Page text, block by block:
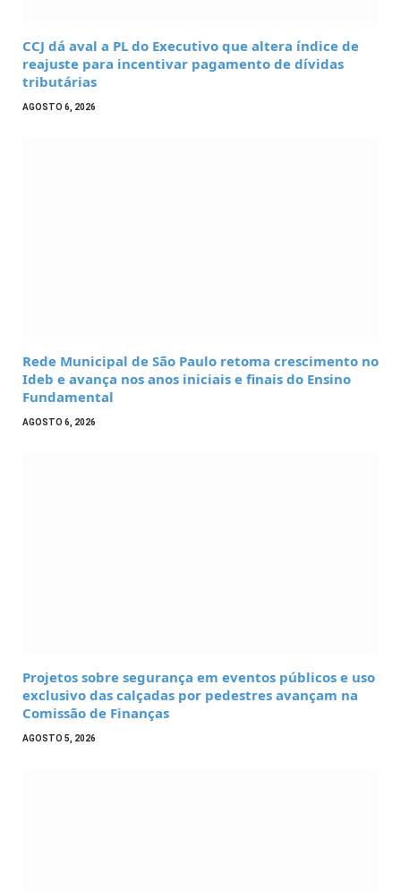
CCJ dá aval a PL do Executivo que altera índice de
reajuste para incentivar pagamento de dívidas
tributárias
AGOSTO 6, 2026
Rede Municipal de São Paulo retoma crescimento no
Ideb e avança nos anos iniciais e finais do Ensino
Fundamental
AGOSTO 6, 2026
Projetos sobre segurança em eventos públicos e uso
exclusivo das calçadas por pedestres avançam na
Comissão de Finanças
AGOSTO 5, 2026